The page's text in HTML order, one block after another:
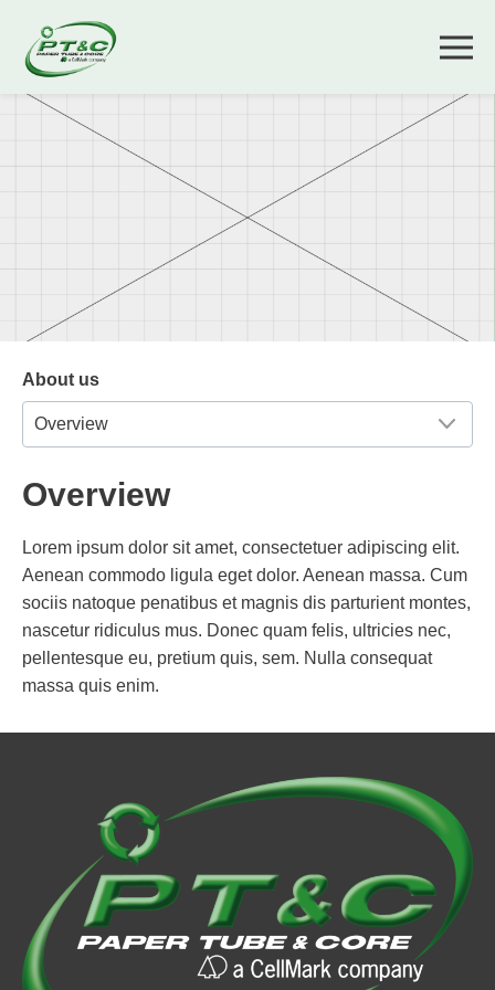
About us
Overview
Overview
Lorem ipsum dolor sit amet, consectetuer adipiscing elit.
Aenean commodo ligula eget dolor. Aenean massa. Cum
sociis natoque penatibus et magnis dis parturient montes,
nascetur ridiculus mus. Donec quam felis, ultricies nec,
pellentesque eu, pretium quis, sem. Nulla consequat
massa quis enim.